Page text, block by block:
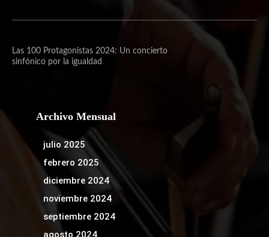
Las 100 Protagonistas 2024: Un concierto
sinfónico por la igualdad
Archivo Mensual
julio 2025
febrero 2025
diciembre 2024
noviembre 2024
septiembre 2024
agosto 2024